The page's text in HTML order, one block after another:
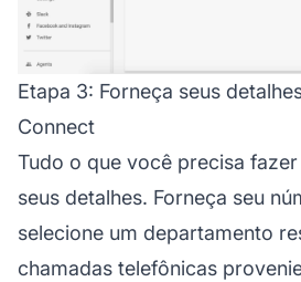
Etapa 3: Forneça seus
Connect
Tudo o que você precisa
seus detalhes. Forneça seu
selecione um departamento
chamadas telefônicas